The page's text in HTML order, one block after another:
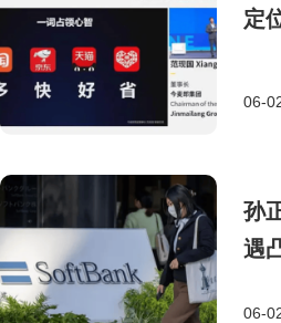
定
06-
孙
遇
06-